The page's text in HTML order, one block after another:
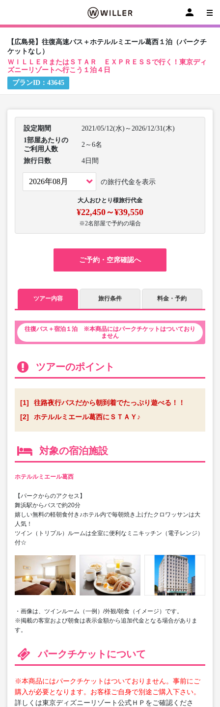
【広島発】往復高速バス＋ホテルルミエール葛西１泊（パークチ
ケットなし）
ＷＩＬＬＥＲまたはＳＴＡＲ ＥＸＰＲＥＳＳで行く！東京ディ
ズニーリゾートへ行こう１泊４日
プランID： 43645
設定期間
2021/05/12(水)～2026/12/31(木)
1部屋あたりの
ご利用人数
2～6名
旅行日数 4日間
の旅行代金を表示
大人おひとり様旅行代金
¥22,450～¥39,550
※2名部屋で予約の場合
ご予約・空席確認へ
ツアー内容 旅行条件 料金・予約
往復バス＋宿泊１泊 ※本商品にはパークチケットはついており
ません
ツアーのポイント
[1]
往路夜行バスだから朝到着でたっぷり遊べる！！
[2]
ホテルルミエール葛西にＳＴＡＹ♪
対象の宿泊施設
ホテルルミエール葛西
【パークからのアクセス】
舞浜駅からバスで約20分
嬉しい無料の軽朝食付き♪ホテル内で毎朝焼き上げたクロワッサンは大
人気！
ツイン（トリプル）ルームは全室に便利なミニキッチン（電子レンジ）
付☆
・画像は、ツインルーム（一例）/外観/朝食（イメージ）です。
※掲載の客室および朝食は表示金額から追加代金となる場合がありま
す。
パークチケットについて
※本商品にはパークチケットはついておりません。事前にご
購入が必要となります。お客様ご自身で別途ご購入下さい。
詳しくは東京ディズニーリゾート公式ＨＰをご確認くださ